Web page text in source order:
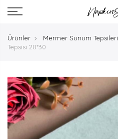
Ürünler Mermer Sunum Tepsileri
Tepsisi 20*30